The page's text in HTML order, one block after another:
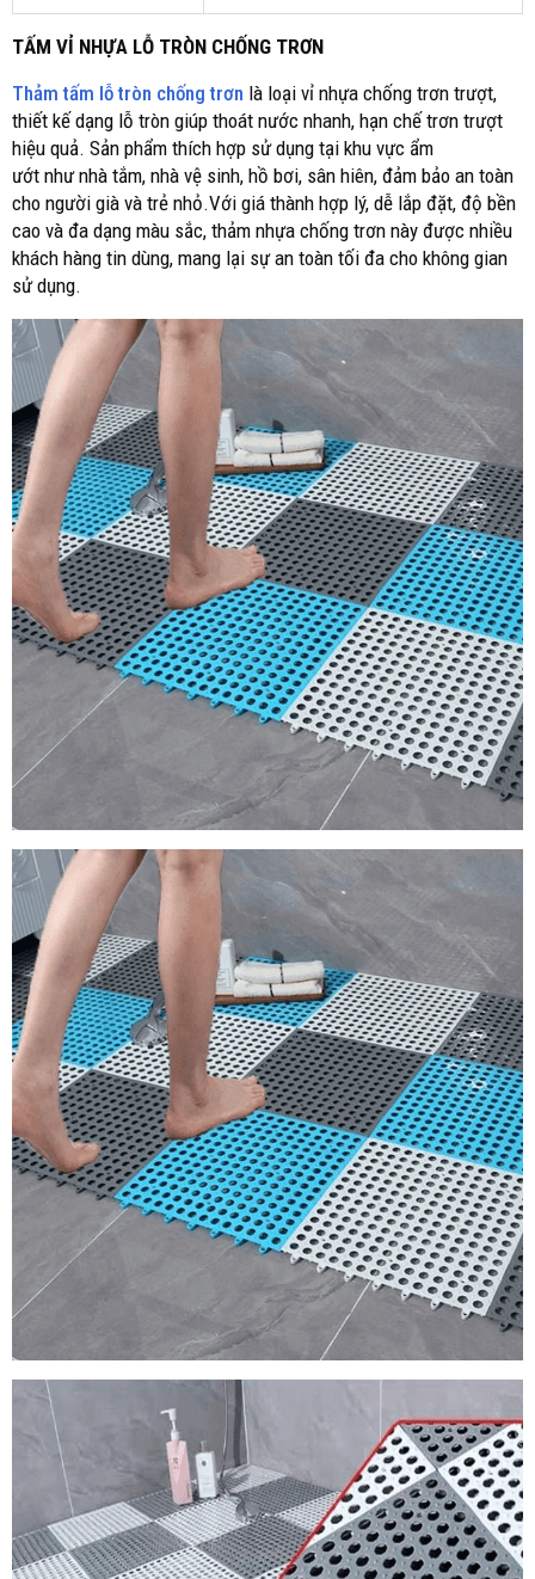
TẤM VỈ NHỰA LỖ TRÒN CHỐNG TRƠN
Thảm tấm lỗ tròn chống trơn là loại vỉ nhựa chống trơn trượt,
thiết kế dạng lỗ tròn giúp thoát nước nhanh, hạn chế trơn trượt
hiệu quả. Sản phẩm thích hợp sử dụng tại khu vực ẩm
ướt như nhà tắm, nhà vệ sinh, hồ bơi, sân hiên, đảm bảo an toàn
cho người già và trẻ nhỏ.Với giá thành hợp lý, dễ lắp đặt, độ bền
cao và đa dạng màu sắc, thảm nhựa chống trơn này được nhiều
khách hàng tin dùng, mang lại sự an toàn tối đa cho không gian
sử dụng.